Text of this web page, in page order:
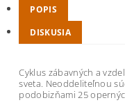
POPIS
DISKUSIA
Cyklus zábavných a
sveta. Neoddeliteľnou
podobizňami 25